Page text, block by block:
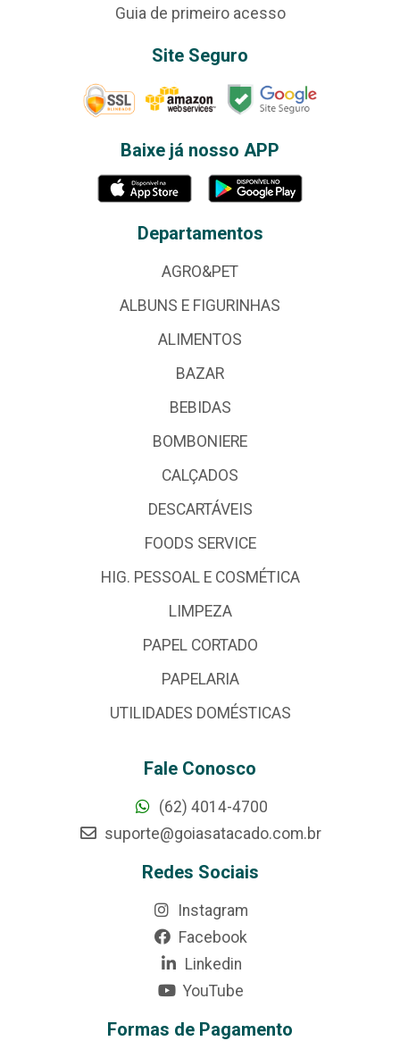
Guia de primeiro acesso
Site Seguro
Baixe já nosso APP
Departamentos
AGRO&PET
ALBUNS E FIGURINHAS
ALIMENTOS
BAZAR
BEBIDAS
BOMBONIERE
CALÇADOS
DESCARTÁVEIS
FOODS SERVICE
HIG. PESSOAL E COSMÉTICA
LIMPEZA
PAPEL CORTADO
PAPELARIA
UTILIDADES DOMÉSTICAS
Fale Conosco
(62) 4014-4700
suporte@goiasatacado.com.br
Redes Sociais
Instagram
Facebook
Linkedin
YouTube
Formas de Pagamento